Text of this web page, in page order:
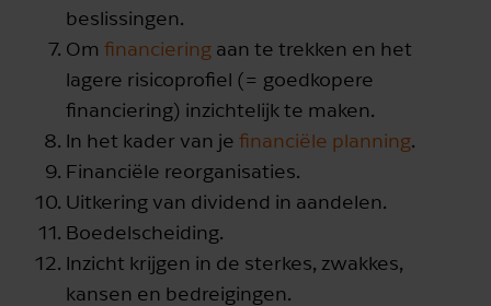
beslissingen.
Om financiering aan te trekken en het
lagere risicoprofiel (= goedkopere
financiering) inzichtelijk te maken.
In het kader van je financiële planning.
Financiële reorganisaties.
Uitkering van dividend in aandelen.
Boedelscheiding.
Inzicht krijgen in de sterkes, zwakkes,
kansen en bedreigingen.